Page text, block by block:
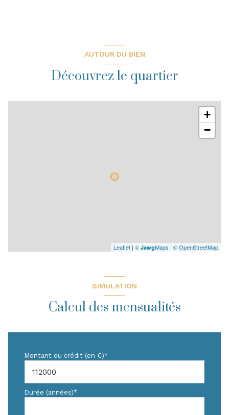
AUTOUR DU BIEN
Découvrez le quartier
+
−
Leaflet | © JawgMaps | © OpenStreetMap
SIMULATION
Calcul des mensualités
Montant du crédit (en €)*
Durée (années)*